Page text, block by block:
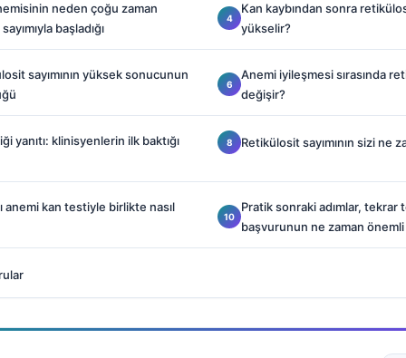
neden çoğu zaman
başladığı
Kan kaybından sonra
yükselir?
sayımının yüksek sonucunun
Anemi iyileşmesi sırasında
değişir?
yanıtı: klinisyenlerin ilk baktığı Retikülosit sayımının sizi ne
anemi kan testiyle birlikte nasıl
Pratik sonraki adımlar, tekrar
başvurunun ne zaman